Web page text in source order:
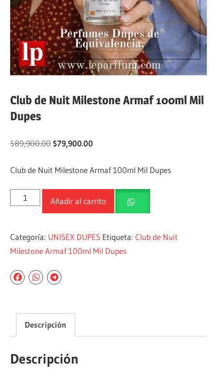
Club de Nuit Milestone Armaf 100ml Mil
Dupes
$89,900.00$79,900.00
Club de Nuit Milestone Armaf 100ml Mil Dupes
Añadir al carrito
Categoría: UNISEX DUPES Etiqueta:Club de Nuit
Milestone Armaf 100ml Mil Dupes
Descripción
Descripción